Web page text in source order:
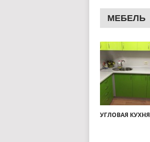
МЕБЕЛЬ
УГЛОВАЯ КУХНЯ